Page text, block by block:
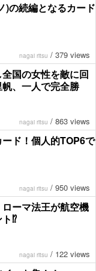
)の続編となるカード
nagai ritsu / 379 views
国の女性を敵に回
、一人で完全勝
nagai ritsu / 863 views
ド！個人的TOP6で
nagai ritsu / 950 views
ーマ法王が航空機
⁉︎
nagai ritsu / 122 views